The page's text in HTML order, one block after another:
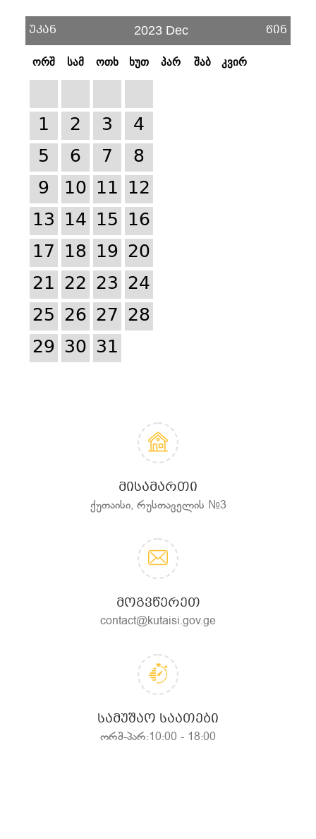
უკან 2023 Dec წინ
ორშ სამ ოთხ ხუთ პარ შაბ კვირ
1 2 3
4
5
6 7
8
9
10 11 12
13 14 15 16
17 18 19 20
21 22 23 24
25 26 27 28
29 30 31
ᲛᲘᲡᲐᲛᲐᲠᲗᲘ
ქუთაისი, რუსთაველის №3
ᲛᲝᲒᲕᲬᲔᲠᲔᲗ
contact@kutaisi.gov.ge
ᲡᲐᲛᲣᲨᲐᲝ ᲡᲐᲐᲗᲔᲑᲘ
ორშ-პარ:10:00 - 18:00